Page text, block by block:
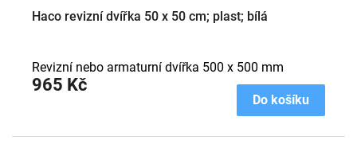
Haco revizní dvířka 50 x 50 cm; plast; bílá
965 Kč
Do košíku
Revizní nebo armaturní dvířka 500 x 500 mm